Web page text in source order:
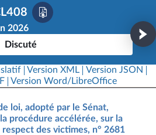
2026
Discuté
Version XML
Version JSON
Version Word/LibreOffice
loi, adopté par le Sénat,
procédure accélérée, sur la
des victimes, n° 2681